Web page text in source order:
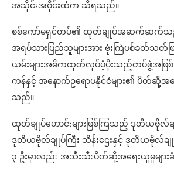
အသိုင်းအဝိုင်းထံက သိရသည်။
စစ်ကော်မရှင်တပ်၏ ထုတ်ချုပ်အဆက်ဆက်သည်
အရပ်သားပြည်သူများအား ဗုံးကြဲပစ်ခတ်သ
ယမ်းများအဓိကထုတ်လုပ်ပံ့ပိုးသည့်တပ်ဖွဲ့အဖြ
ကန်နှင့် အနောက်ဥရောပနိုင်ငံများ၏ ပိတ်ဆို့အရ
သည်။
ထုတ်ချုပ်ဟောင်းများဖြစ်ကြသည့် ဒုတိယဗိုလ်ခ
ဒုတိယဗိုလ်ချုပ်ကြီး သိန်းဌေးနှင့် ဒုတိယဗိုလ်ချု
၃ ဦးမှာလည်း အသီးသီးပိတ်ဆို့အရေးယူမှုများခံ